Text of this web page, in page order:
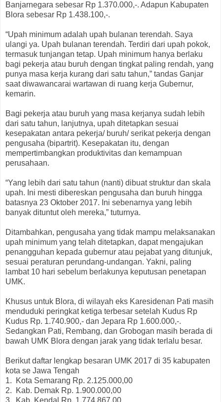
Banjarnegara sebesar Rp 1.370.000,-. Adapun Kabupaten
Blora sebesar Rp 1.438.100,-.
“Upah minimum adalah upah bulanan terendah. Saya
ulangi ya. Upah bulanan terendah. Terdiri dari upah pokok,
termasuk tunjangan tetap. Upah minimum hanya berlaku
bagi pekerja atau buruh dengan tingkat paling rendah, yang
punya masa kerja kurang dari satu tahun,” tandas Ganjar
saat diwawancarai wartawan di ruang kerja Gubernur,
kemarin.
Bagi pekerja atau buruh yang masa kerjanya sudah lebih
dari satu tahun, lanjutnya, upah ditetapkan sesuai
kesepakatan antara pekerja/ buruh/ serikat pekerja dengan
pengusaha (bipartrit). Kesepakatan itu, dengan
mempertimbangkan produktivitas dan kemampuan
perusahaan.
“Yang lebih dari satu tahun (nanti) dibuat struktur dan skala
upah. Ini mesti dibereskan pengusaha dan buruh hingga
batasnya 23 Oktober 2017. Ini sebenarnya yang lebih
banyak dituntut oleh mereka,” tuturnya.
Ditambahkan, pengusaha yang tidak mampu melaksanakan
upah minimum yang telah ditetapkan, dapat mengajukan
penangguhan kepada gubernur atau pejabat yang ditunjuk,
sesuai peraturan perundang-undangan. Yakni, paling
lambat 10 hari sebelum berlakunya keputusan penetapan
UMK.
Khusus untuk Blora, di wilayah eks Karesidenan Pati masih
menduduki peringkat ketiga terbesar setelah Kudus Rp
Kudus Rp. 1.740.900,- dan Jepara Rp 1.600.000,-.
Sedangkan Pati, Rembang, dan Grobogan masih berada di
bawah UMK Blora dengan jarak yang tidak terlalu besar.
Berikut daftar lengkap besaran UMK 2017 di 35 kabupaten
kota se Jawa Tengah
1.
Kota Semarang Rp. 2.125.000,00
2. Kab. Demak Rp. 1.900.000,00